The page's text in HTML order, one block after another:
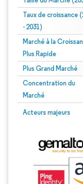
Taux de croissance
- 2031)
Marché à la
Plus Rapide
Plus Grand Marché
Concentration du
Marché
Acteurs majeurs
Image © Mordor